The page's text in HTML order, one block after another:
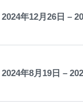
2024年12月26日 –
2024年8月19日 –